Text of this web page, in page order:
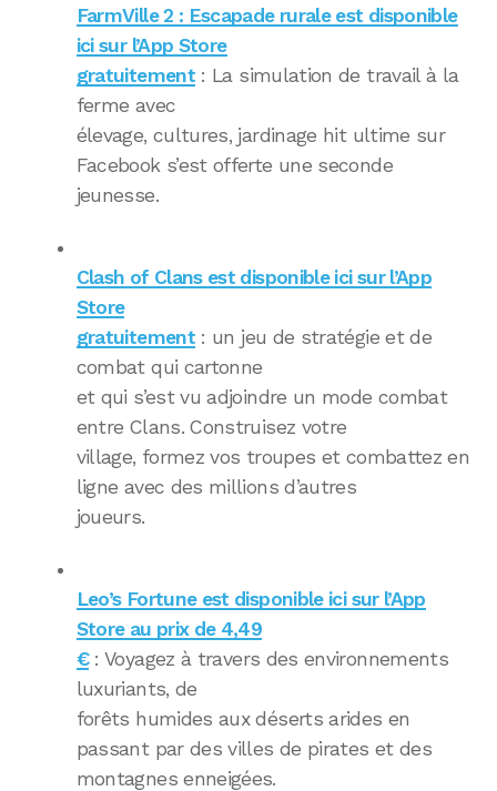
FarmVille 2 : Escapade rurale est disponible
ici sur l’App Store
gratuitement: La simulation de travail à la
ferme avec
élevage, cultures, jardinage hit ultime sur
Facebook s’est offerte une seconde
jeunesse.
Clash of Clans est disponible ici sur l’App
Store
gratuitement: un jeu de stratégie et de
combat qui cartonne
et qui s’est vu adjoindre un mode combat
entre Clans. Construisez votre
village, formez vos troupes et combattez en
ligne avec des millions d’autres
joueurs.
Leo’s Fortune est disponible ici sur l’App
Store au prix de 4,49
€: Voyagez à travers des environnements
luxuriants, de
forêts humides aux déserts arides en
passant par des villes de pirates et des
montagnes enneigées.